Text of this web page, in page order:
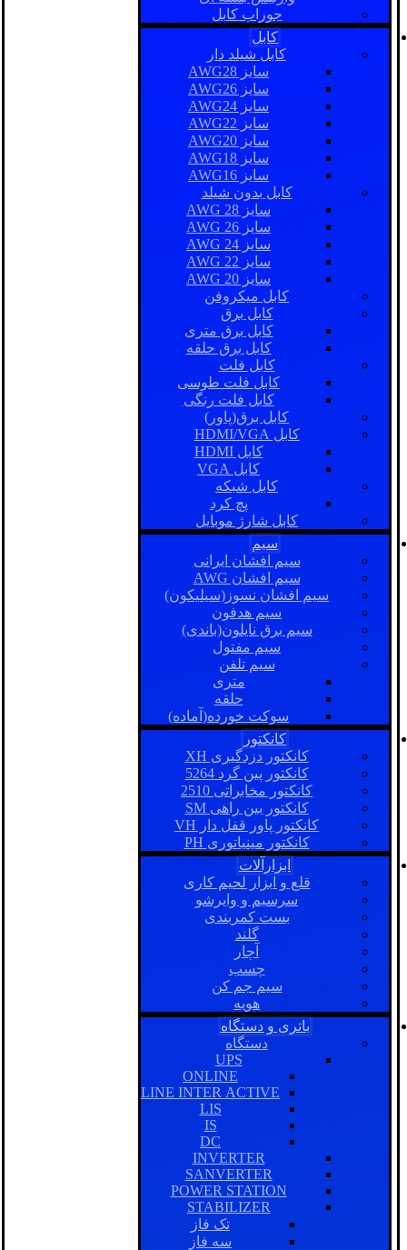
جوراب کابل
کابل
کابل شیلد دار
سایز AWG28
سایز AWG26
سایز AWG24
سایز AWG22
سایز AWG20
سایز AWG18
سایز AWG16
کابل بدون شیلد
سایز AWG 28
سایز AWG 26
سایز AWG 24
سایز AWG 22
سایز AWG 20
کابل میکروفن
کابل برق
کابل برق متری
کابل برق حلقه
کابل فلت
کابل فلت طوسی
کابل فلت رنگی
کابل برق(پاور)
کابل HDMI/VGA
کابل HDMI
کابل VGA
کابل شبکه
پچ کرد
کابل شارژ موبایل
سیم
سیم افشان ایرانی
سیم افشان AWG
سیم افشان نسوز(سیلیکون)
سیم هدفون
سیم برق نایلون(باندی)
سیم مفتول
سیم تلفن
متری
حلقه
سوکت خورده(آماده)
کانکتور
کانکتور دزدگیری XH
کانکتور پین گرد 5264
کانکتور مخابراتی 2510
کانکتور بین راهی SM
کانکتور پاور قفل دار VH
کانکتور مینیاتوری PH
ابزارآلات
قلع و ابزار لحیم کاری
سرسیم و وایرشو
بست کمربندی
گلند
آچار
چسب
سیم جم کن
هویه
باتری و دستگاه
دستگاه
UPS
ONLINE
LINE INTER ACTIVE
LIS
IS
DC
INVERTER
SANVERTER
POWER STATION
STABILIZER
تک فاز
سه فاز